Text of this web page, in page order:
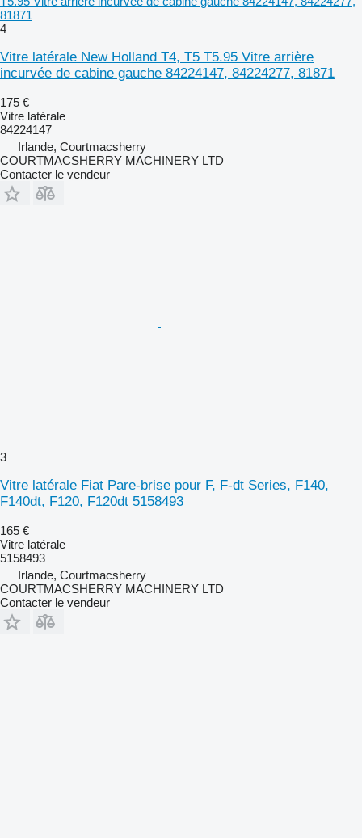
81871
4
Vitre latérale New Holland T4, T5 T5.95 Vitre arrière
incurvée de cabine gauche 84224147, 84224277, 81871
175 €
Vitre latérale
84224147
Irlande, Courtmacsherry
COURTMACSHERRY MACHINERY LTD
Contacter le vendeur
3
Vitre latérale Fiat Pare-brise pour F, F-dt Series, F140,
F140dt, F120, F120dt 5158493
165 €
Vitre latérale
5158493
Irlande, Courtmacsherry
COURTMACSHERRY MACHINERY LTD
Contacter le vendeur